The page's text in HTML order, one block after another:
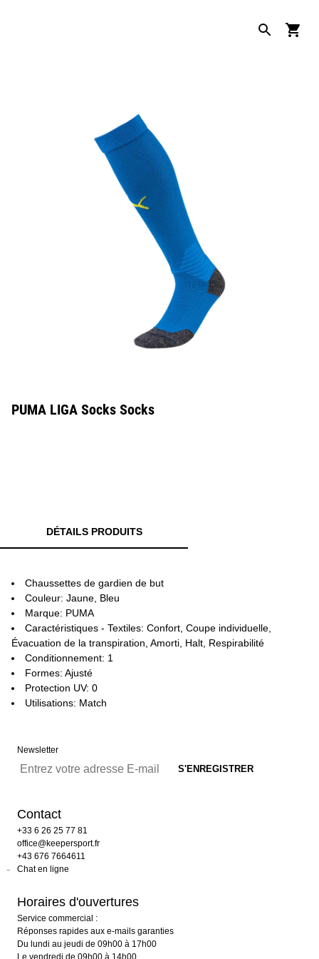
PUMA LIGA Socks Socks
DÉTAILS PRODUITS
Chaussettes de gardien de but
Couleur: Jaune, Bleu
Marque: PUMA
Caractéristiques - Textiles: Confort, Coupe individuelle,
Évacuation de la transpiration, Amorti, Halt, Respirabilité
Conditionnement: 1
Formes: Ajusté
Protection UV: 0
Utilisations: Match
Newsletter
Contact
+33 6 26 25 77 81
office@keepersport.fr
+43 676 7664611
Chat en ligne
Horaires d'ouvertures
Service commercial :
Réponses rapides aux e-mails garanties
Du lundi au jeudi de 09h00 à 17h00
Le vendredi de 09h00 à 14h00